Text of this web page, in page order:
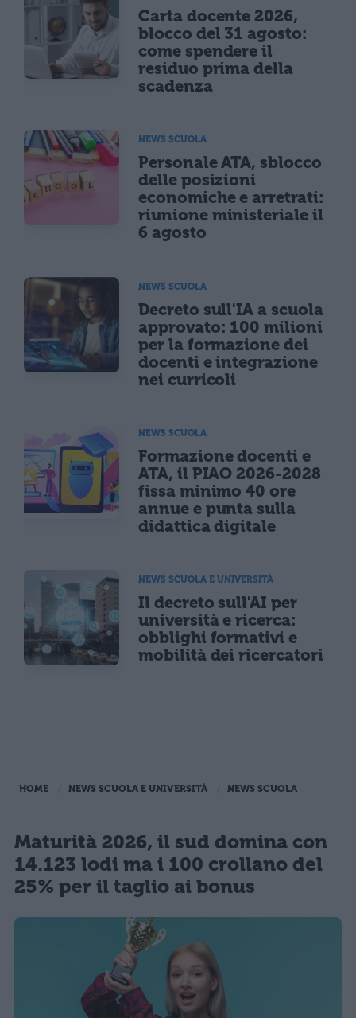
Carta docente 2026,
blocco del 31 agosto:
come spendere il
residuo prima della
scadenza
NEWS SCUOLA
Personale ATA, sblocco
delle posizioni
economiche e arretrati:
riunione ministeriale il
6 agosto
NEWS SCUOLA
Decreto sull'IA a scuola
approvato: 100 milioni
per la formazione dei
docenti e integrazione
nei curricoli
NEWS SCUOLA
Formazione docenti e
ATA, il PIAO 2026-2028
fissa minimo 40 ore
annue e punta sulla
didattica digitale
NEWS SCUOLA E UNIVERSITÀ
Il decreto sull'AI per
università e ricerca:
obblighi formativi e
mobilità dei ricercatori
HOME NEWS SCUOLA E UNIVERSITÀ NEWS SCUOLA
Maturità 2026, il sud domina con
14.123 lodi ma i 100 crollano del
25% per il taglio ai bonus